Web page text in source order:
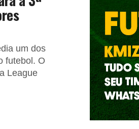
um dos
futebol. O
League